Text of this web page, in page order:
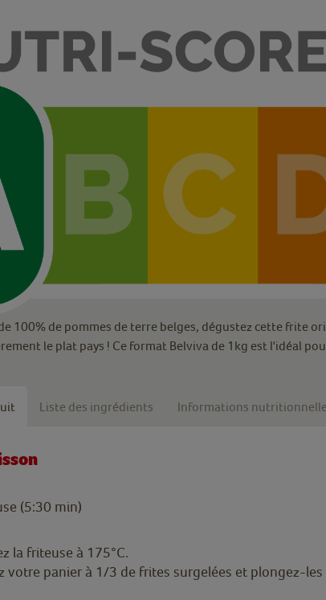
100% de pommes de terre belges, dégustez cette frite
le plat pays ! Ce format Belviva de 1kg est l'idéal
Liste des ingrédients Informations
(5:30 min)
la friteuse à 175°C.
votre panier à 1/3 de frites surgelées et plongez-